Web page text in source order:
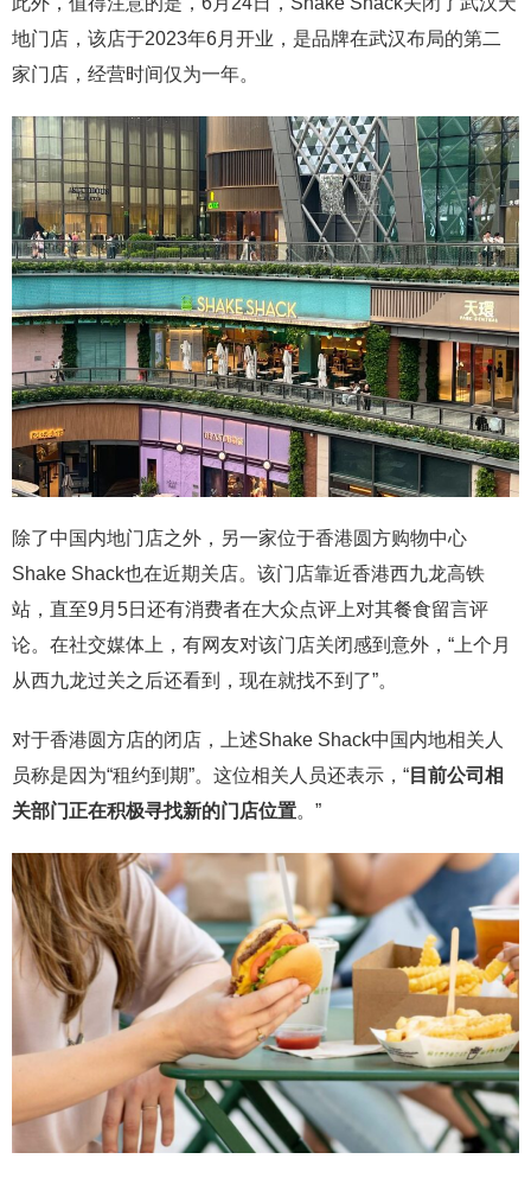
地门店，该店于2023年6月开业，是品牌在武汉布局的第二
家门店，经营时间仅为一年。
除了中国内地门店之外，另一家位于香港圆方购物中心
Shake Shack也在近期关店。该门店靠近香港西九龙高铁
站，直至9月5日还有消费者在大众点评上对其餐食留言评
论。在社交媒体上，有网友对该门店关闭感到意外，“上个月
从西九龙过关之后还看到，现在就找不到了”。
对于香港圆方店的闭店，上述Shake Shack中国内地相关人
员称是因为“租约到期”。这位相关人员还表示，“ 目前公司相
关部门正在积极寻找新的门店位置。”